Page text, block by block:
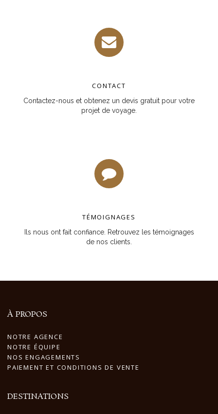
CONTACT
Contactez-nous et obtenez un devis gratuit pour votre
projet de voyage.
TÉMOIGNAGES
Ils nous ont fait confiance. Retrouvez les témoignages
de nos clients.
À PROPOS
NOTRE AGENCE
NOTRE ÉQUIPE
NOS ENGAGEMENTS
PAIEMENT ET CONDITIONS DE VENTE
DESTINATIONS